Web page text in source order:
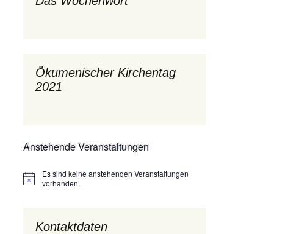
Limburg
Luther-trifft-Franziskus
Zukunftswerkstatt – Ergebnisse der
(Zukunftswerkstatt)
Ökumenischer Kirchentag
2021
Anstehende Veranstaltungen
Hinweis
Es sind keine anstehenden Veranstaltungen
vorhanden.
Kontaktdaten